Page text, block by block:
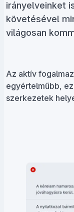
irányelveinket
követésével
világosan
Az aktív
egyértelműbb,
szerkezetek